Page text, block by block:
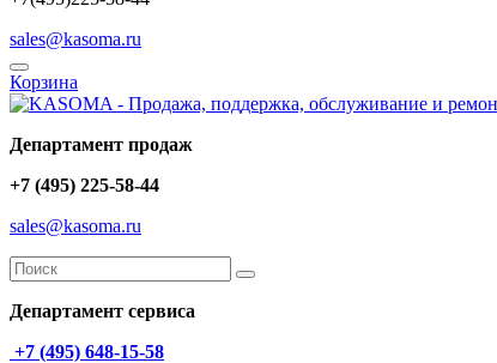
sales@kasoma.ru
Корзина
Департамент продаж
+7 (495) 225-58-44
sales@kasoma.ru
Департамент сервиса
+7 (495) 648-15-58